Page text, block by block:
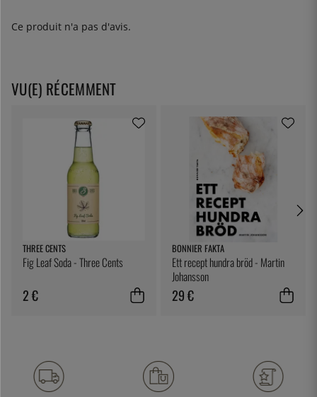
Ce produit n'a pas d'avis.
VU(E) RÉCEMMENT
THREE CENTS
Fig Leaf Soda - Three Cents
2 €
BONNIER FAKTA
Ett recept hundra bröd - Martin
Johansson
29 €